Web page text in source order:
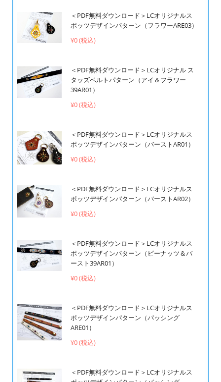
＜PDF無料ダウンロード＞LCオリジナルス
ポッツデザインパターン（フラワーARE03）
¥0 (税込)
＜PDF無料ダウンロード＞LCオリジナル ス
タッズベルトパターン（アイ＆フラワー
39AR01）
¥0 (税込)
＜PDF無料ダウンロード＞LCオリジナルス
ポッツデザインパターン（バーストAR01）
¥0 (税込)
＜PDF無料ダウンロード＞LCオリジナルス
ポッツデザインパターン（バーストAR02）
¥0 (税込)
＜PDF無料ダウンロード＞LCオリジナルス
ポッツデザインパターン（ピーナッツ＆バ
ースト39AR01）
¥0 (税込)
＜PDF無料ダウンロード＞LCオリジナルス
ポッツデザインパターン（パッシング
ARE01）
¥0 (税込)
＜PDF無料ダウンロード＞LCオリジナルス